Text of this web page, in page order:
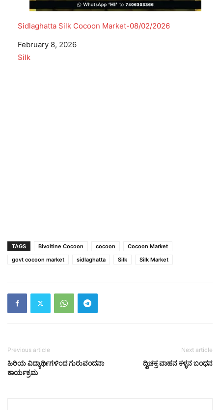
Sidlaghatta Silk Cocoon Market-08/02/2026
Date
February 8, 2026
In relation to
Silk
TAGS Bivoltine Cocoon cocoon
Cocoon Market
govt cocoon market
sidlaghatta Silk Silk Market
Previous article
ಹಿರಿಯ ವಿದ್ಯಾರ್ಥಿಗಳಿಂದ ಗುರುವಂದನಾ
ಕಾರ್ಯಕ್ರಮ
Next article
ದ್ವಿಚಕ್ರ ವಾಹನ ಕಳ್ಳನ ಬಂಧನ